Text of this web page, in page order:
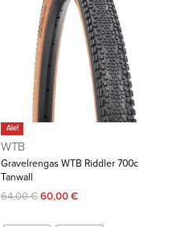
Ale!
WTB
Gravelrengas WTB Riddler 700c
Tanwall
64,00€60,00€